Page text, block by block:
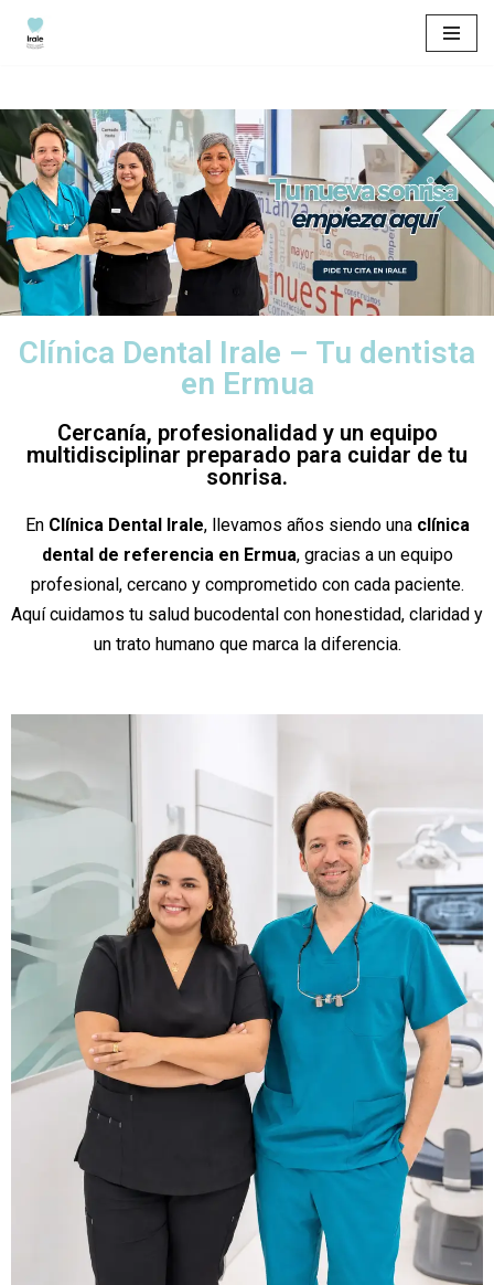
contenido
Clínica Dental Irale – Tu dentista
en Ermua
Cercanía, profesionalidad y un equipo
multidisciplinar preparado para cuidar de tu
sonrisa.
En Clínica Dental Irale, llevamos años siendo una clínica
dental de referencia en Ermua, gracias a un equipo
profesional, cercano y comprometido con cada paciente.
Aquí cuidamos tu salud bucodental con honestidad, claridad y
un trato humano que marca la diferencia.